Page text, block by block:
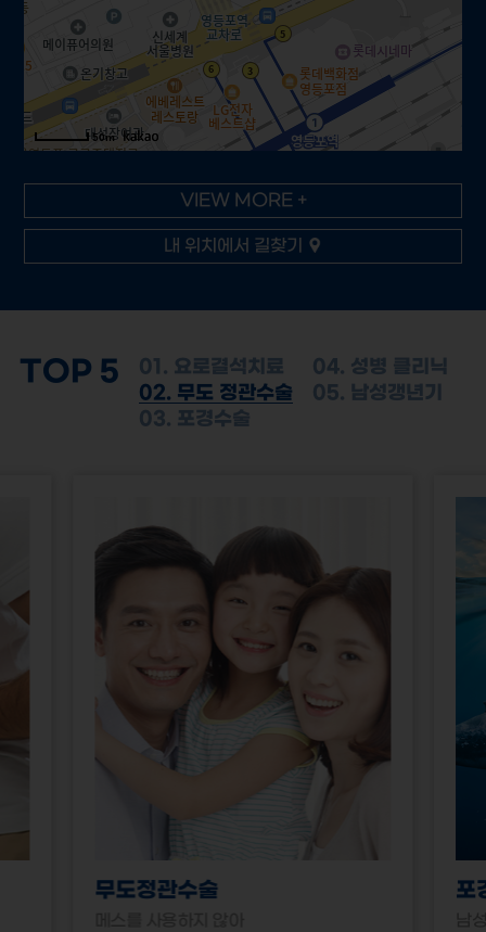
50m
VIEW MORE +
내 위치에서 길찾기
TOP 5
01. 요로결석치료
02. 무도 정관수술
03. 포경수술
04. 성병 클리닉
05. 남성갱년기
무도정관수술 포